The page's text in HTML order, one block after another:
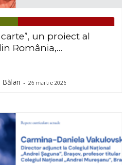
un proiect al
România,...
Bălan - 26 martie 2026